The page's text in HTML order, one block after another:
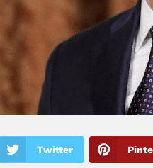
Twitter